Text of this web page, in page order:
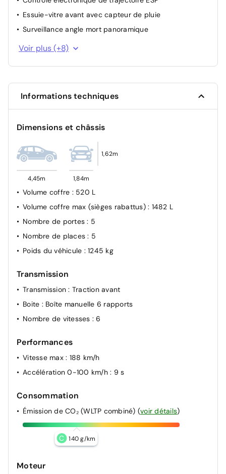
Essuie-vitre avant avec capteur de pluie
Surveillance angle mort panoramique
Sécurité enfant à l'arrière manuel
latéraux arrière
Projecteurs LED
Alerte active de franchissement involontaire de ligne
Airbag passager avant déconnectable manuellement
Verrouillage automatique des ouvrants en roulant
Système d'appel d'urgence SOS
Voir plus (+8)
Informations techniques
Dimensions et châssis
4,45m 1,84m
1,62m
Volume coffre : 520 L
Volume coffre max (sièges rabattus) : 1482 L
Nombre de portes: 5
Nombre de places: 5
Poids du véhicule : 1245 kg
Transmission
Transmission: Traction avant
Boite : Boîte manuelle 6 rapports
Nombre de vitesses : 6
Performances
Vitesse max : 188 km/h
Accélération 0-100 km/h : 9 s
Consommation
Émission de CO₂ (WLTP combiné) (voir détails)
C 140 g/km
Moteur